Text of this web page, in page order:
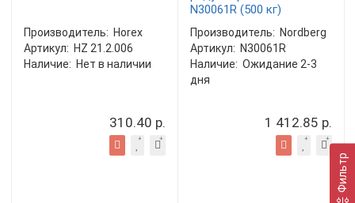
Фильтр
Производитель: Horex
Артикул: HZ 21.2.006
Наличие: Нет в наличии
310.40 р.
N30061R (500 кг)
Производитель: Nordberg
Артикул: N30061R
Наличие: Ожидание 2-3
дня
1 412.85 р.